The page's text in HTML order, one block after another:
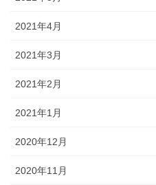
2021年4月
2021年3月
2021年2月
2021年1月
2020年12月
2020年11月